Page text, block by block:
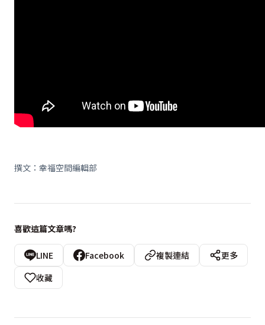
撰文：幸福空間編輯部
喜歡這篇文章嗎?
LINE Facebook 複製連結
更多
收藏